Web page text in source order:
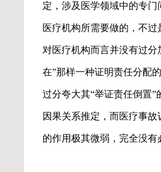
定，涉及医学领域中的专
医疗机构所需要做的，不
对医疗机构而言并没有过
在”那样一种证明责任分配
过分夸大其“举证责任倒置”
因果关系推定，而医疗事
的作用极其微弱，完全没